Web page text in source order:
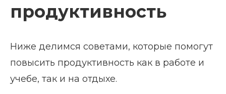
продуктивность
Ниже делимся советами, которые помогут
повысить продуктивность как в работе и
учебе, так и на отдыхе.